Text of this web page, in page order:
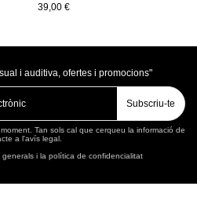
39,00 €
i auditiva, ofertes i promocions"
Subscriu-te
Tan sols cal que cerqueu la informació de
a l'avís legal.
i la política de confidencialitat